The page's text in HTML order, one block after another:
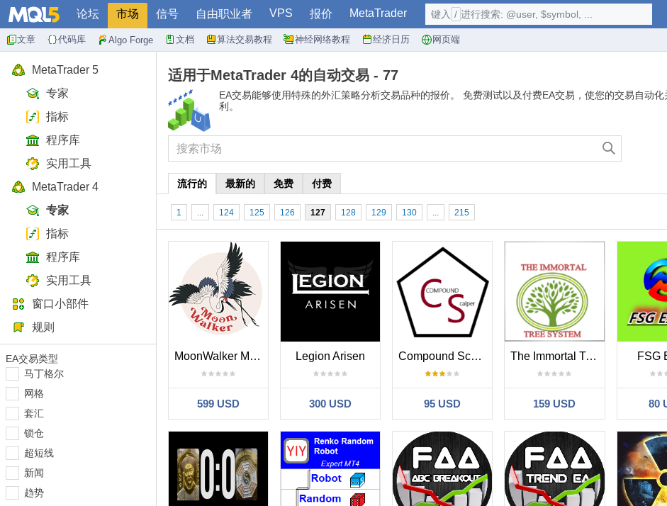
论坛 市场 信号 自由职业者 VPS 报价 MetaTrader
文章 代码库 Algo Forge 文档 算法交易教程 神经网络教程 经济日历 网页端
键入 / 进行搜索: @user, $symbol, ...
MetaTrader 5
专家
指标
程序库
实用工具
MetaTrader 4
专家
指标
程序库
实用工具
窗口小部件
规则
EA交易类型
马丁格尔
网格
套汇
锁仓
超短线
新闻
趋势
适用于MetaTrader 4的自动交易 - 77
EA交易能够使用特殊的外汇策略分析交易品种的报价。 免费测试以及付费EA交易，使您的交易自动化
利。
流行的 最新的 免费 付费
1 ... 124 125 126 127 128 129 130 ... 215
MoonWalker MT4
599 USD
Legion Arisen
300 USD
Compound Scalper
95 USD
The Immortal Tree system EA
159 USD
FSG
80